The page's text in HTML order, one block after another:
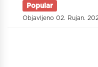
Popular
Objavljeno 02. Rujan.